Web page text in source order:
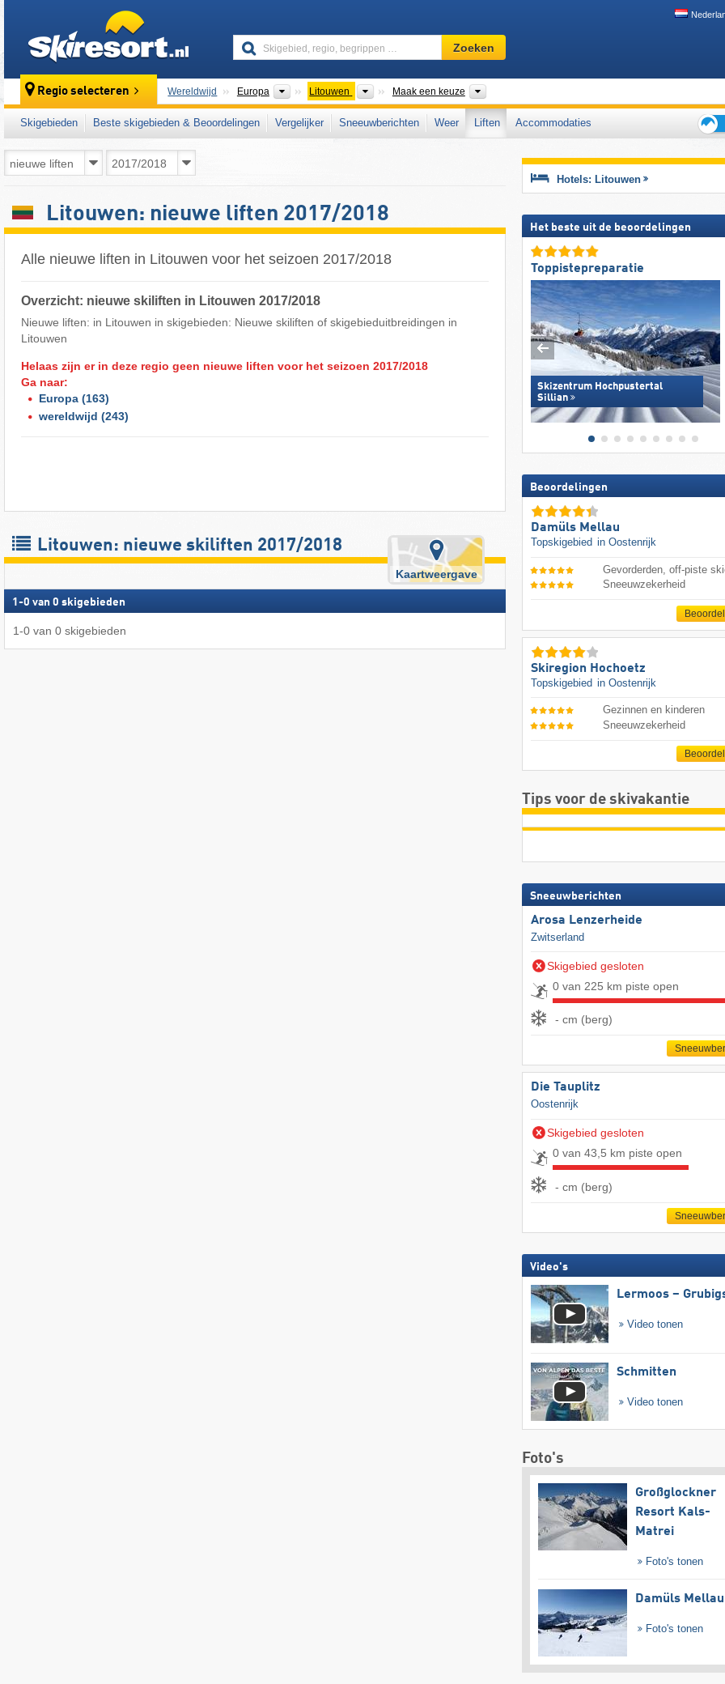
Skigebied,
regio,
…
Zoeken
Regio selecteren Wereldwijd Europa Continenten
Litouwen LandenMaak een keuze
Skigebieden Beste skigebieden & Beoordelingen Vergelijker Sneeuwberichten Weer Liften
Accommodaties
voor
Litouwen: nieuwe liften 2017/2018
Alle nieuwe liften in Litouwen voor het seizoen 2017/2018
Overzicht: nieuwe skiliften in Litouwen 2017/2018
Nieuwe liften: in Litouwen in skigebieden: Nieuwe skiliften of skigebieduitbreidingen in
Litouwen
Helaas zijn er in deze regio geen nieuwe liften voor het seizoen 2017/2018
Ga naar:
Europa (163)
wereldwijd (243)
Litouwen: nieuwe skiliften 2017/2018
Kaartweergave
1 -0 van 0 skigebieden
1-0 van 0 skigebieden
Hotels: Litouwen
Het beste uit de beoordelingen
Toppistepreparatie
Skizentrum Hochpustertal
Sillian
Beoordelingen
Damüls Mellau
Topskigebied in Oostenrijk
Gevorderden, off-piste
Sneeuwzekerheid
Skiregion Hochoetz
Topskigebied in Oostenrijk
Gezinnen en kinderen
Sneeuwzekerheid
Tips voor de skivakantie
Sneeuwberichten
Arosa Lenzerheide
Zwitserland
Skigebied gesloten
0 van 225 km piste open
- cm (berg)
Die Tauplitz
Oostenrijk
Skigebied gesloten
0 van 43,5 km piste open
- cm (berg)
Video's
Lermoos –
Video tonen
Schmitten
Video tonen
Foto's
Großglockner
Resort Kals-
Matrei
Foto's tonen
Damüls Mellau
Foto's tonen